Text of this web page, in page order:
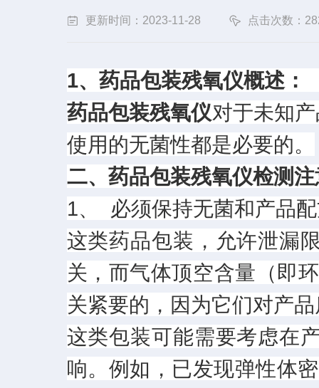
更新时间：2023-11-28 点击次数：
1、药品包装残氧
药品包装残氧仪对于未知
使用的无菌性都是必要的。
二、药品包装残氧仪检测
1、 必须保持无菌和产品
这类药品包装，允许泄漏
关，而气体顶空含量（即
关紧要的，因为它们对产
这类包装可能需要考虑在
响。例如，已发现弹性体